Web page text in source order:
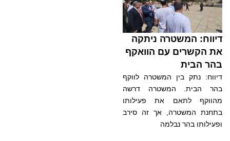
דיווח: המשטרה ניתקה
את הקשרים עם הוואקף
בהר הבית
דיווח: נתק בין המשטרה לווקף
בהר הבית. המשטרה דרשה
מהווקף לתאם את פעילותו
בתחנת המשטרה, אך זה סירב
ופעילותו בהר נבלמה